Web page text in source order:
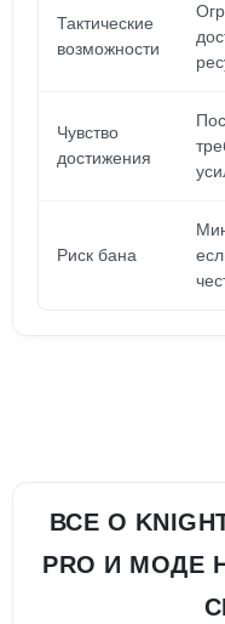
Тактические
возможности
Чувство
достижения
Риск бана
ВСЕ О
PRO И МОДЕ